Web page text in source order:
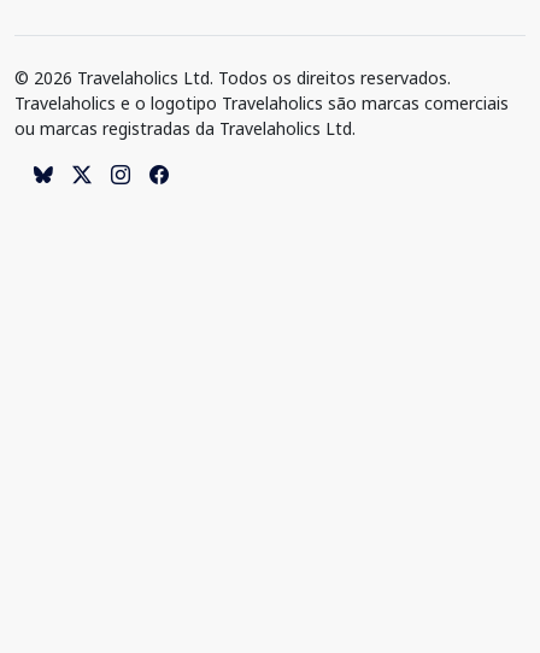
© 2026 Travelaholics Ltd. Todos os direitos reservados.
Travelaholics e o logotipo Travelaholics são marcas comerciais
ou marcas registradas da Travelaholics Ltd.